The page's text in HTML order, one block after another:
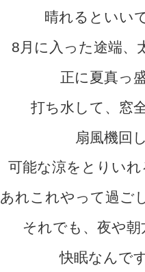
晴れるといい
8月に入った途端、
正に夏真っ
打ち水して、窓
扇風機回
可能な涼をとりい
あれこれやって過ご
それでも、夜や
快眠なんで